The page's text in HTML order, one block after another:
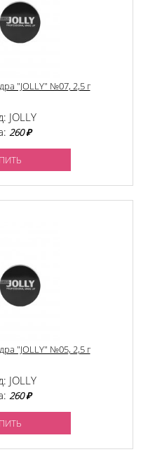
"JOLLY" №07, 2,5 г
JOLLY
260 ₽
"JOLLY" №05, 2,5 г
JOLLY
260 ₽